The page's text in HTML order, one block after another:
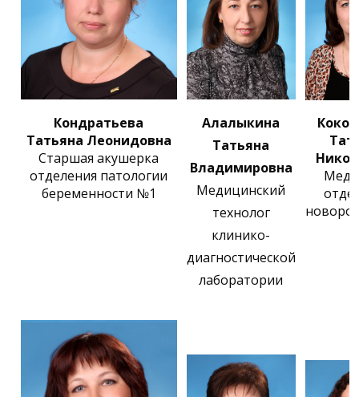
Кондратьева
Татьяна Леонидовна
Старшая акушерка
отделения патологии
беременности №1
Алалыкина
Татьяна
Владимировна
Медицинский
технолог
клинико-
диагностической
лаборатории